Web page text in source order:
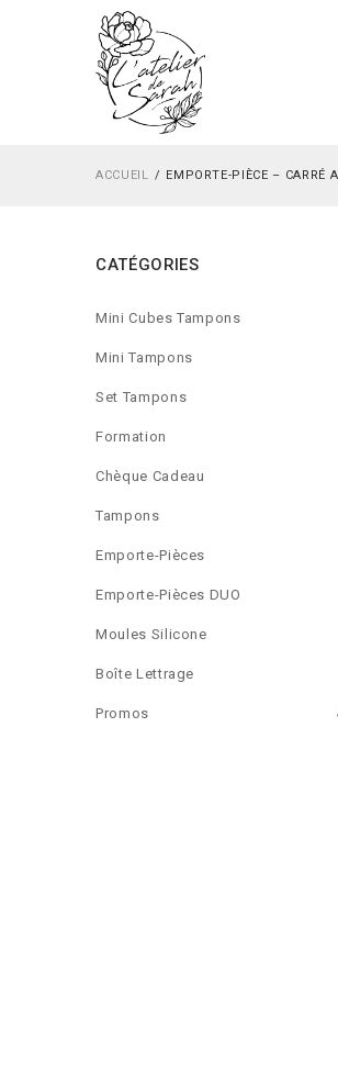
ACCUEIL EMPORTE-PIÈCE – CARRÉ
CATÉGORIES
Mini Cubes Tampons
Mini Tampons
Set Tampons
Formation
Chèque Cadeau
Tampons
Emporte-Pièces
Emporte-Pièces DUO
Moules Silicone
Boîte Lettrage
Promos